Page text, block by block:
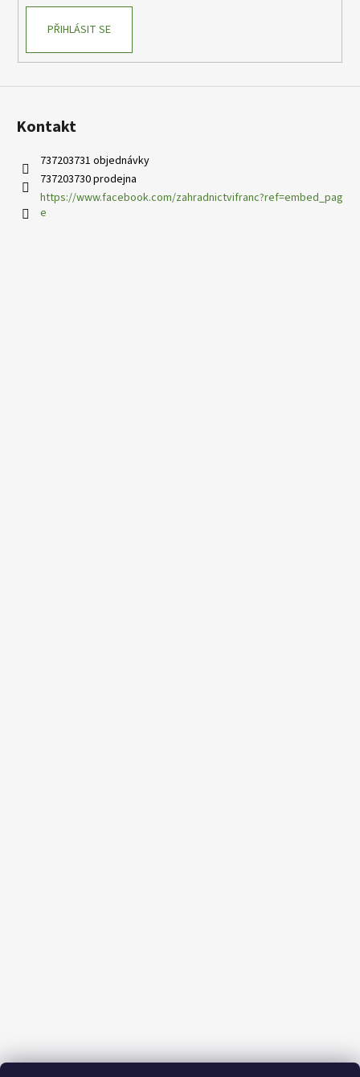
PŘIHLÁSIT SE
Kontakt
737203731 objednávky
737203730 prodejna
https://www.facebook.com/zahradnictvifranc?ref=embed_pag
e